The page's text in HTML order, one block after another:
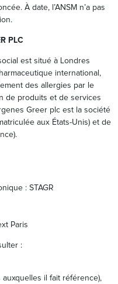
À date, l’ANSM n’a pas
PLC
est situé à Londres
international,
des allergies par le
de produits et de services
Greer plc est la société
aux États-Unis) et de
: STAGR
Paris
:
il fait référence),